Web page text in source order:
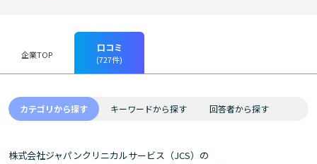
企業TOP
口コミ
(727件)
カテゴリから探す キーワードから探す 回答者から探す
株式会社ジャパンクリニカルサービス（JCS）の